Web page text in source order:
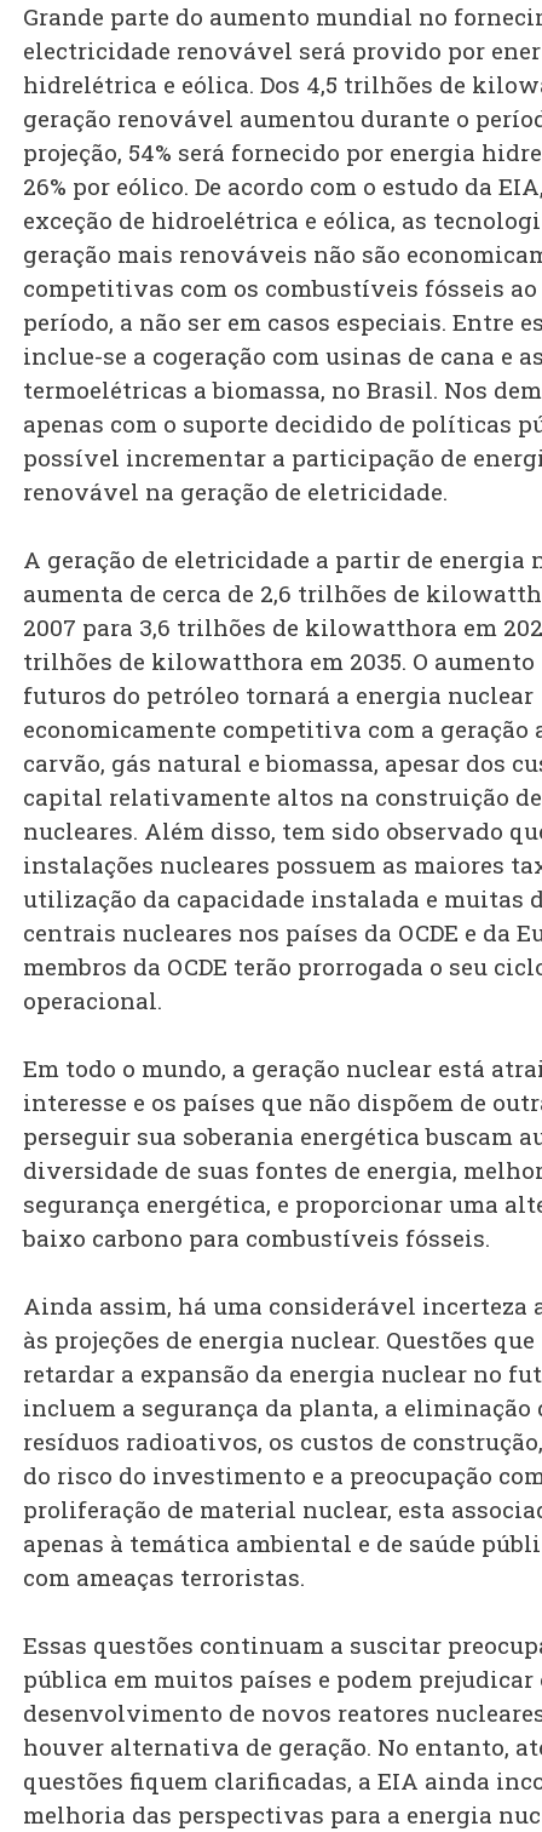
Grande parte do aumento mundial no
electricidade renovável será provido por
hidrelétrica e eólica. Dos 4,5 trilhões de
geração renovável aumentou durante o
projeção, 54% será fornecido por energia
26% por eólico. De acordo com o estudo da
exceção de hidroelétrica e eólica, as
geração mais renováveis não são
competitivas com os combustíveis fósseis
período, a não ser em casos especiais. Entre
inclue-se a cogeração com usinas de cana e
termoelétricas a biomassa, no Brasil. Nos
apenas com o suporte decidido de políticas
possível incrementar a participação de
renovável na geração de eletricidade.
A geração de eletricidade a partir de energia
aumenta de cerca de 2,6 trilhões de
2007 para 3,6 trilhões de kilowatthora em
trilhões de kilowatthora em 2035. O aumento
futuros do petróleo tornará a energia nuclear
economicamente competitiva com a geração
carvão, gás natural e biomassa, apesar dos
capital relativamente altos na construição
nucleares. Além disso, tem sido observado
instalações nucleares possuem as maiores
utilização da capacidade instalada e muitas
centrais nucleares nos países da OCDE e da
membros da OCDE terão prorrogada o seu
operacional.
Em todo o mundo, a geração nuclear está
interesse e os países que não dispõem de
perseguir sua soberania energética buscam
diversidade de suas fontes de energia,
segurança energética, e proporcionar uma
baixo carbono para combustíveis fósseis.
Ainda assim, há uma considerável incerteza
às projeções de energia nuclear. Questões
retardar a expansão da energia nuclear no
incluem a segurança da planta, a eliminação
resíduos radioativos, os custos de
do risco do investimento e a preocupação
proliferação de material nuclear, esta
apenas à temática ambiental e de saúde
com ameaças terroristas.
Essas questões continuam a suscitar
pública em muitos países e podem prejudicar
desenvolvimento de novos reatores
houver alternativa de geração. No entanto,
questões fiquem clarificadas, a EIA ainda
melhoria das perspectivas para a energia